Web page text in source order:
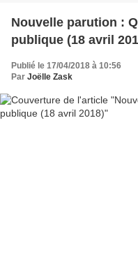
Nouvelle parution :
publique (18 avril
Publié le 17/04/2018 à 10:56
Par Joëlle Zask